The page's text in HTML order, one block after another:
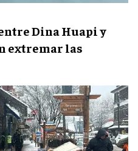
Dina Huapi y
extremar las